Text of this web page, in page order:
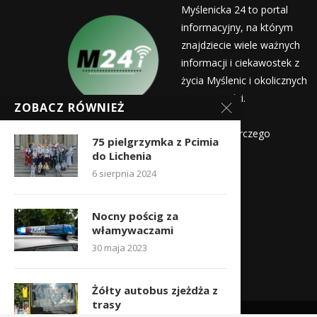
Myślenicka 24 to portal
informacyjny, na którym
znajdziecie wiele ważnych
informacji i ciekawostek z
życia Myślenic i okolicznych
miejscowości.
Wydawca:
Myślenicka Agencja Rozwoju Gospodarczego
Kontakt:
ZOBACZ RÓWNIEŻ
75 pielgrzymka z Pcimia
do Lichenia
6 sierpnia 2024
Nocny pościg za
włamywaczami
30 maja 2023
Żółty autobus zjeżdża z
trasy